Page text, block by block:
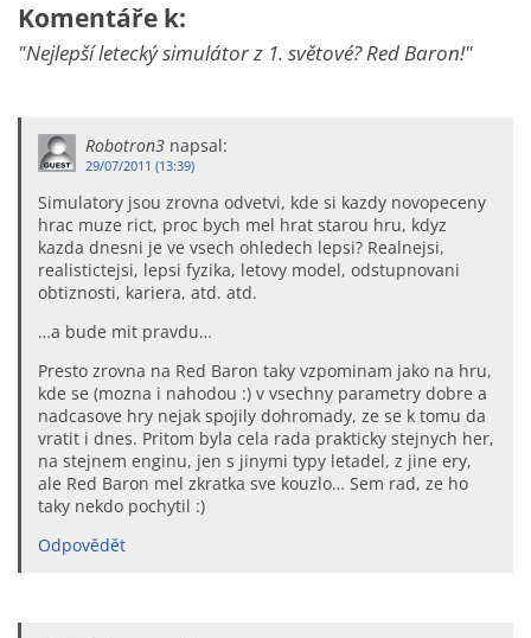
Komentáře k:
"Nejlepší letecký simulátor z 1. světové? Red Baron!"
Robotron3 napsal:
29/07/2011 (13:39)
Simulatory jsou zrovna odvetvi, kde si kazdy novopeceny
hrac muze rict, proc bych mel hrat starou hru, kdyz
kazda dnesni je ve vsech ohledech lepsi? Realnejsi,
realistictejsi, lepsi fyzika, letovy model, odstupnovani
obtiznosti, kariera, atd. atd.
…a bude mit pravdu…
Presto zrovna na Red Baron taky vzpominam jako na hru,
kde se (mozna i nahodou :) v vsechny parametry dobre a
nadcasove hry nejak spojily dohromady, ze se k tomu da
vratit i dnes. Pritom byla cela rada prakticky stejnych her,
na stejnem enginu, jen s jinymi typy letadel, z jine ery,
ale Red Baron mel zkratka sve kouzlo… Sem rad, ze ho
taky nekdo pochytil :)
Odpovědět